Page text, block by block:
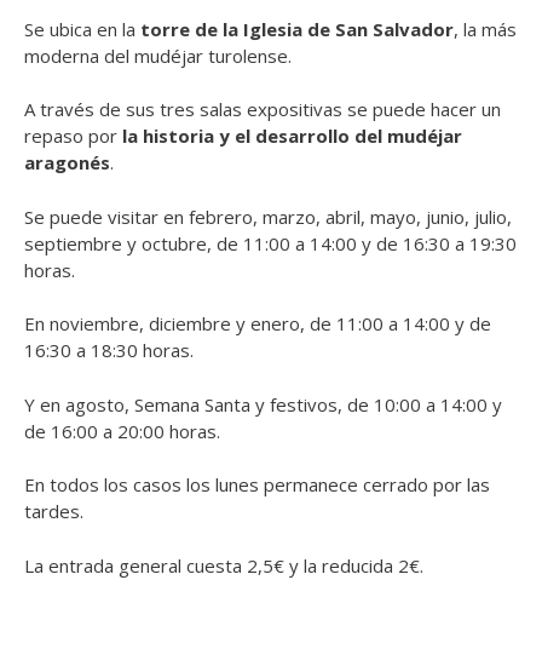
Se ubica en la torre de la Iglesia de San Salvador, la más
moderna del mudéjar turolense.
A través de sus tres salas expositivas se puede hacer un
repaso por la historia y el desarrollo del mudéjar
aragonés.
Se puede visitar en febrero, marzo, abril, mayo, junio, julio,
septiembre y octubre, de 11:00 a 14:00 y de 16:30 a 19:30
horas.
En noviembre, diciembre y enero, de 11:00 a 14:00 y de
16:30 a 18:30 horas.
Y en agosto, Semana Santa y festivos, de 10:00 a 14:00 y
de 16:00 a 20:00 horas.
En todos los casos los lunes permanece cerrado por las
tardes.
La entrada general cuesta 2,5€ y la reducida 2€.